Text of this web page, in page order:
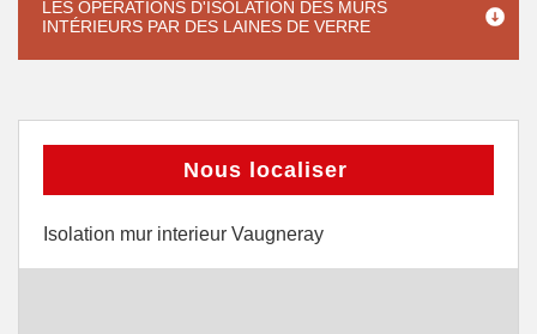
LES OPÉRATIONS D'ISOLATION DES MURS
INTÉRIEURS PAR DES LAINES DE VERRE
Nous localiser
Isolation mur interieur Vaugneray